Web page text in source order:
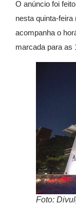
O anúncio foi
nesta quinta-feira
acompanha o
marcada para as
Foto: